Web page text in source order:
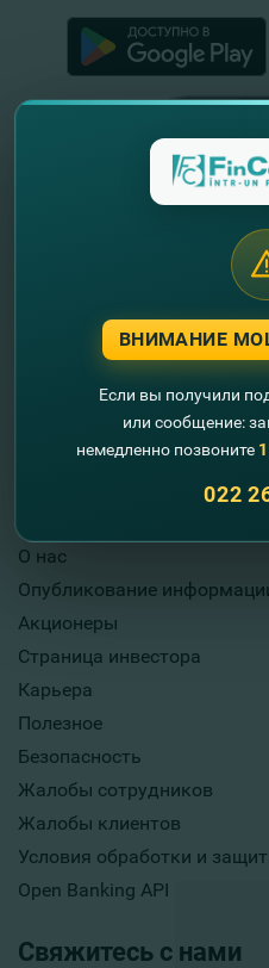
О нас
Опубликование
Акционеры
Страница инвестора
Карьера
Полезное
Безопасность
Жалобы сотрудников
Жалобы клиентов
Условия обработки и
Open Banking API
Свяжитесь с нами
ВНИМАНИЕ
Если вы получили
или сообщение:
немедленно позвоните
022